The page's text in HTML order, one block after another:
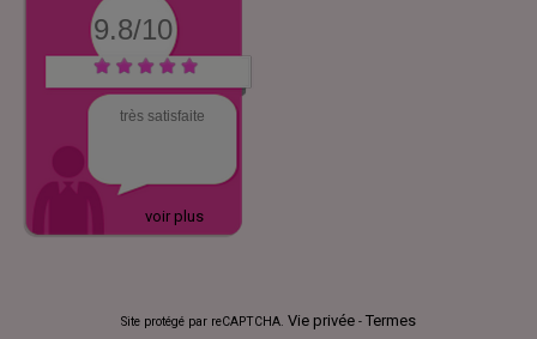
9.8/10
très satisfaite
voir plus
Site protégé par reCAPTCHA. Vie privée - Termes